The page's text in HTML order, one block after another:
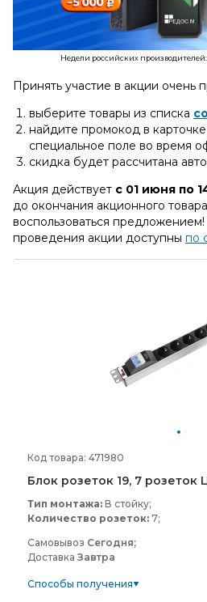
Недели российских производителей:
Принять участие в акции очень
выберите товары из списка
найдите промокод в
специальное поле во время
скидка будет рассчитана
Акция действует с 01 июня по
до окончания акционного
воспользоваться
проведения акции доступны по
Код товара: 471980
Блок розеток 19, 7 розеток
Тип монтажа: В стойку;
Количество розеток: 7;
Самовывоз Сегодня;
Доставка Завтра
Способы получения